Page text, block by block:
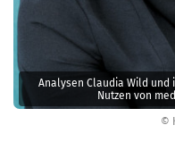
©
Analysen Claudia Wild
Nutzen von